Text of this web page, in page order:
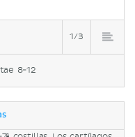
1/3
8-12